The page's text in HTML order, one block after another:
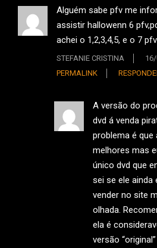
Alguém sabe pfv me
assistir hallowenn 6
achei o 1,2,3,4,5, e o 7
STEFANIE CRISTINA
PERMALINK
A versão do
dvd á venda
problema é que
melhores mas
único dvd que
sei se ele ainda
vender no site
olhada.
ela é
versão